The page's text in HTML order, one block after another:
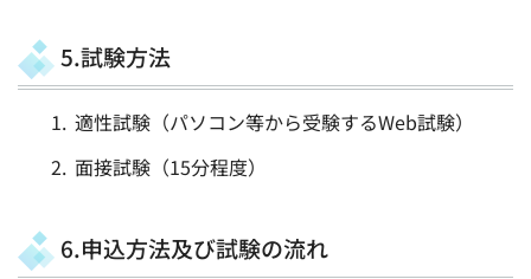
5.試験方法
適性試験（パソコン等から受験するWeb試験）
面接試験（15分程度）
6.申込方法及び試験の流れ